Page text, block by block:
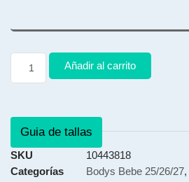
Añadir al carrito
Guia de tallas
SKU
10443818
Categorías
Bodys Bebe 25/26/27,